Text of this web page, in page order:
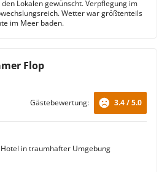
Lokalen gewünscht. Verpflegung im
Wetter war größtenteils
im Meer baden.
Flop
Gästebewertung: 3.4 / 5.0
in traumhafter Umgebung